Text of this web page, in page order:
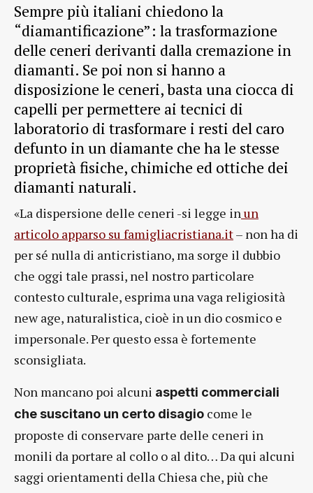
Sempre più italiani chiedono la
“diamantificazione”: la trasformazione
delle ceneri derivanti dalla cremazione in
diamanti. Se poi non si hanno a
disposizione le ceneri, basta una ciocca di
capelli per permettere ai tecnici di
laboratorio di trasformare i resti del caro
defunto in un diamante che ha le stesse
proprietà fisiche, chimiche ed ottiche dei
diamanti naturali.
«La dispersione delle ceneri -si legge inun
articolo apparso su famigliacristiana.it– non ha di
per sé nulla di anticristiano, ma sorge il dubbio
che oggi tale prassi, nel nostro particolare
contesto culturale, esprima una vaga religiosità
new age, naturalistica, cioè in un dio cosmico e
impersonale. Per questo essa è fortemente
sconsigliata.
Non mancano poi alcuni aspetti commerciali
che suscitano un certo disagio come le
proposte di conservare parte delle ceneri in
monili da portare al collo o al dito… Da qui alcuni
saggi orientamenti della Chiesa che, più che